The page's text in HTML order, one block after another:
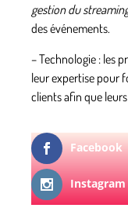
gestion du
des événements.
– Technologie : les
leur expertise pour
clients afin que
Facebook
Instagram